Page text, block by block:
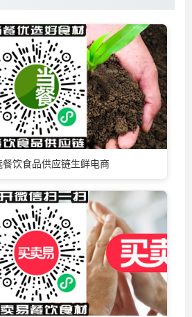
餐饮食品供应链生鲜电商